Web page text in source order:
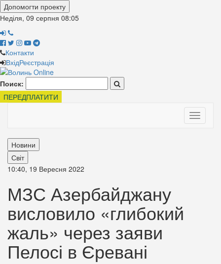
Допомогти проекту
Неділя, 09 серпня 08:05
Контакти
ВхідРеєстрація
Поиск:
ПЕРЕДПЛАТИТИ
Toggle
Новини
Світ
10:40, 19 Вересня 2022
МЗС Азербайджану
висловило «глибокий
жаль» через заяви
Пелосі в Єревані